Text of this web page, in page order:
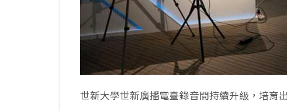
世新大學世新廣播電臺錄音間持續升級，培育